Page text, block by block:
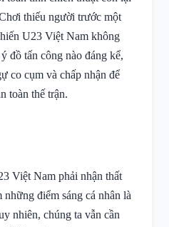
thiếu người trước một
U23 Việt Nam không
đồ tấn công nào đáng kể,
co cụm và chấp nhận để
toàn thế trận.
Việt Nam phải nhận thất
điểm sáng cá nhân là
nhiên, chúng ta vẫn cần